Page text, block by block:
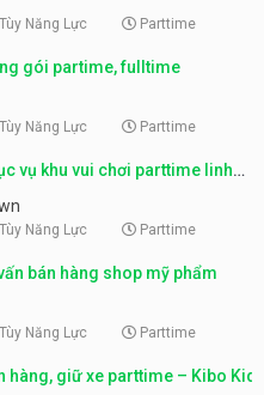
Năng Lực Parttime
gói partime, fulltime
Năng Lực Parttime
vụ khu vui chơi parttime linh
Năng Lực Parttime
bán hàng shop mỹ phẩm
Năng Lực Parttime
hàng, giữ xe parttime – Kibo Kid